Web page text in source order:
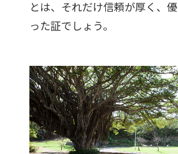
とは、それだけ信頼が厚く、
った証でしょう。